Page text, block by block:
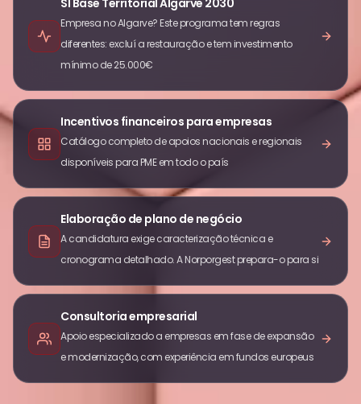
nacional. Contacto:+351 252 084 080ou
geral@norporgest.pt.
SI Base Territorial Algarve 2030
Empresa no Algarve? Este programa tem regras
diferentes: excluí a restauração e tem investimento
mínimo de 25.000€
Incentivos financeiros para empresas
Catálogo completo de apoios nacionais e regionais
disponíveis para PME em todo o país
Elaboração de plano de negócio
A candidatura exige caracterização técnica e
cronograma detalhado. A Norporgest prepara-o para si
Consultoria empresarial
Apoio especializado a empresas em fase de expansão
e modernização, com experiência em fundos europeus